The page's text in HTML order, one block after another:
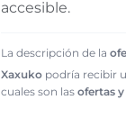
accesible.
La descripción de la
Xaxuko podría recibir
cuales son las ofertas